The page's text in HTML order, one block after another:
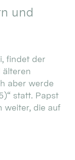
und
findet der
älteren
aber werde
statt. Papst
weiter, die auf